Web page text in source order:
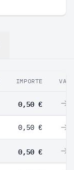
IMPORTE
0,50 €
0,50 €
0,50 €